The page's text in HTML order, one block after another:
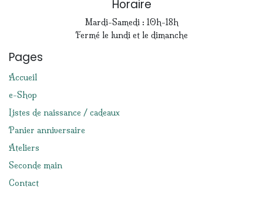
Horaire
Mardi-Samedi : 10h-18h
Fermé le lundi et le dimanche
Pages
Accueil
e-Shop
Listes de naissance / cadeaux
Panier anniversaire
Ateliers
Seconde main
Contact